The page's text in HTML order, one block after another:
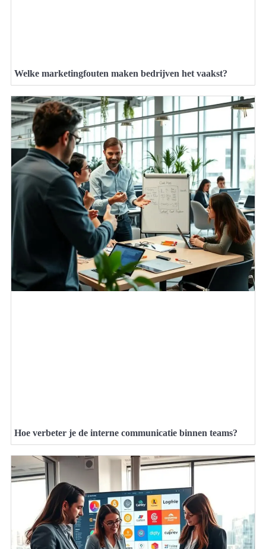
Welke marketingfouten maken bedrijven het vaakst?
Hoe verbeter je de interne communicatie binnen teams?